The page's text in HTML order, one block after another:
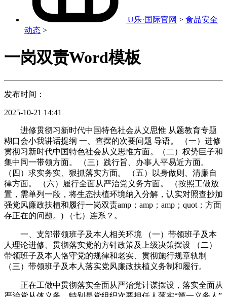
U乐·国际官网 > 食品安全
动态 >
一岗双责Word模板
发布时间：
2025-10-21 14:41
进修贯彻习新时代中国特色社会从义思惟 从题教育专题
糊口会小我讲话提纲 一、查摆的次要问题 导语。 （一）进修
贯彻习新时代中国特色社会从义思惟方面。（二）权势巨子和
集中同一带领方面。 （三）践行旨、办事人平易近方面。
（四）求实务实、狠抓落实方面。 （五）以身做则、清廉自
律方面。 （六）履行全面从严治党义务方面。 （按照工做放
置，需单列一段，将生态扶植环境纳入分解，认实对照查抄加
强党风廉政扶植和履行一岗双责amp；amp；amp；quot；方面
存正在的问题。) （七）连系？。
一、支部带领班子及本人相关环境 （一）带领班子及本
人理论进修、贯彻落实党的方针政策及上级决策摆设 （二）
带领班子及本人恪守党的规律和老实、贯彻施行规章轨制
（三）带领班子及本人落实党风廉政扶植义务制和履行。
正在工做中贯彻落实全面从严治党计谋摆设，落实全面从